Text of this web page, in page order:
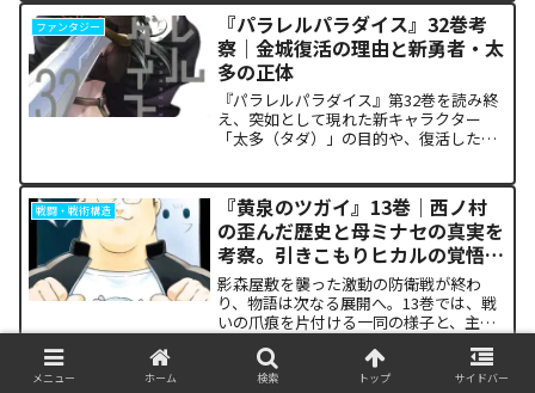
の脳髄にどのような認知的カタルシスを
発生させているの...
ファンタジー
『パラレルパラダイス』32巻考
察｜金城復活の理由と新勇者・太
多の正体
『パラレルパラダイス』第32巻を読み終
え、突如として現れた新キャラクター
「太多（タダ）」の目的や、復活した邪
あまりにも重く、今後の世界の行方が気
になっている方も多いはずで...
戦闘・戦術構造
『黄泉のツガイ』13巻｜西ノ村
の歪んだ歴史と母ミナセの真実を
考察。引きこもりヒカルの覚悟に
震える理由
影森屋敷を襲った激動の防衛戦が終わ
り、物語は次なる展開へ。13巻では、戦
いの爪痕を片付ける一同の様子と、主人
公たちの新たな旅立ちが描かれます。な
ぜこの静かな日常が、読者の胸をこれほ
ど熱く焦がすのでしょうか。本記事で
メニュー ホーム 検索 トップ サイドバー